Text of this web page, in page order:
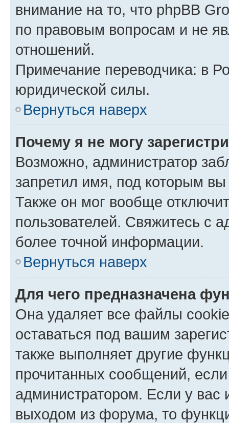
внимание на то, что phpBB
по правовым вопросам и не
отношений.
Примечание переводчика: в
юридической силы.
Вернуться наверх
Почему я не могу
Возможно, администратор
запретил имя, под которым вы
Также он мог вообще
пользователей. Свяжитесь с
более точной информации.
Вернуться наверх
Для чего предназначена
Она удаляет все файлы
оставаться под вашим
также выполняет другие
прочитанных сообщений,
администратором. Если у
выходом из форума, то